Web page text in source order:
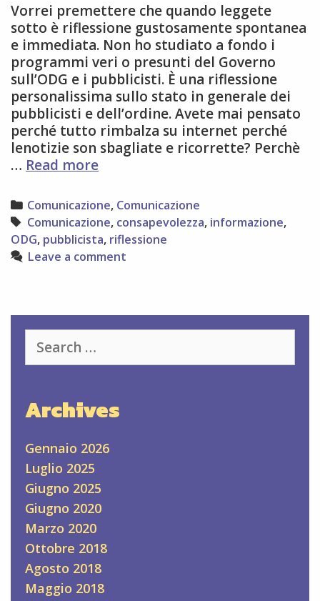
Vorrei premettere che quando leggete
sotto è riflessione gustosamente spontanea
e immediata. Non ho studiato a fondo i
programmi veri o presunti del Governo
sull’ODG e i pubblicisti. È una riflessione
personalissima sullo stato in generale dei
pubblicisti e dell’ordine. Avete mai pensato
perché tutto rimbalza su internet perché
lenotizie son sbagliate e ricorrette? Perchè
… Read morePubblicista
chi?
Una
riflessione
personale
Categories
Comunicazione, Comunicazione
Tags
Comunicazione, consapevolezza, informazione,
ODG, pubblicista, riflessione
Leave a comment
for:
Archives
Gennaio 2026
Luglio 2025
Giugno 2025
Giugno 2020
Marzo 2020
Ottobre 2018
Agosto 2018
Maggio 2018